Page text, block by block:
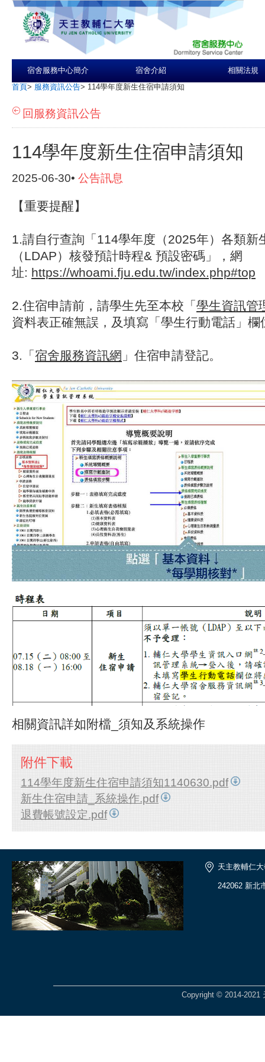
宿舍服務中心簡介 宿舍介紹 相關法規
首頁> 服務資訊公告> 114學年度新生住宿申請須知
回服務資訊公告
114學年度新生住宿申請須知
2025-06-30• 公告訊息
【重要提醒】
1.請自行查詢「114學年度（2025年）各類新
（LDAP）核發預計時程& 預設密碼」，網
址: https://whoami.fju.edu.tw/index.php#top
2.住宿申請前，請學生先至本校「 學生資訊管
資料表正確無誤，及填寫「學生行動電話」欄
3.「 宿舍服務資訊網 」住宿申請登記。
相關資訊詳如附檔_須知及系統操作
附件下載
114學年度新生住宿申請須知1140630.pdf
新生住宿申請_系統操作.pdf
退費帳號設定.pdf
天主教輔仁
242062 新北
Copyright © 2014-2021